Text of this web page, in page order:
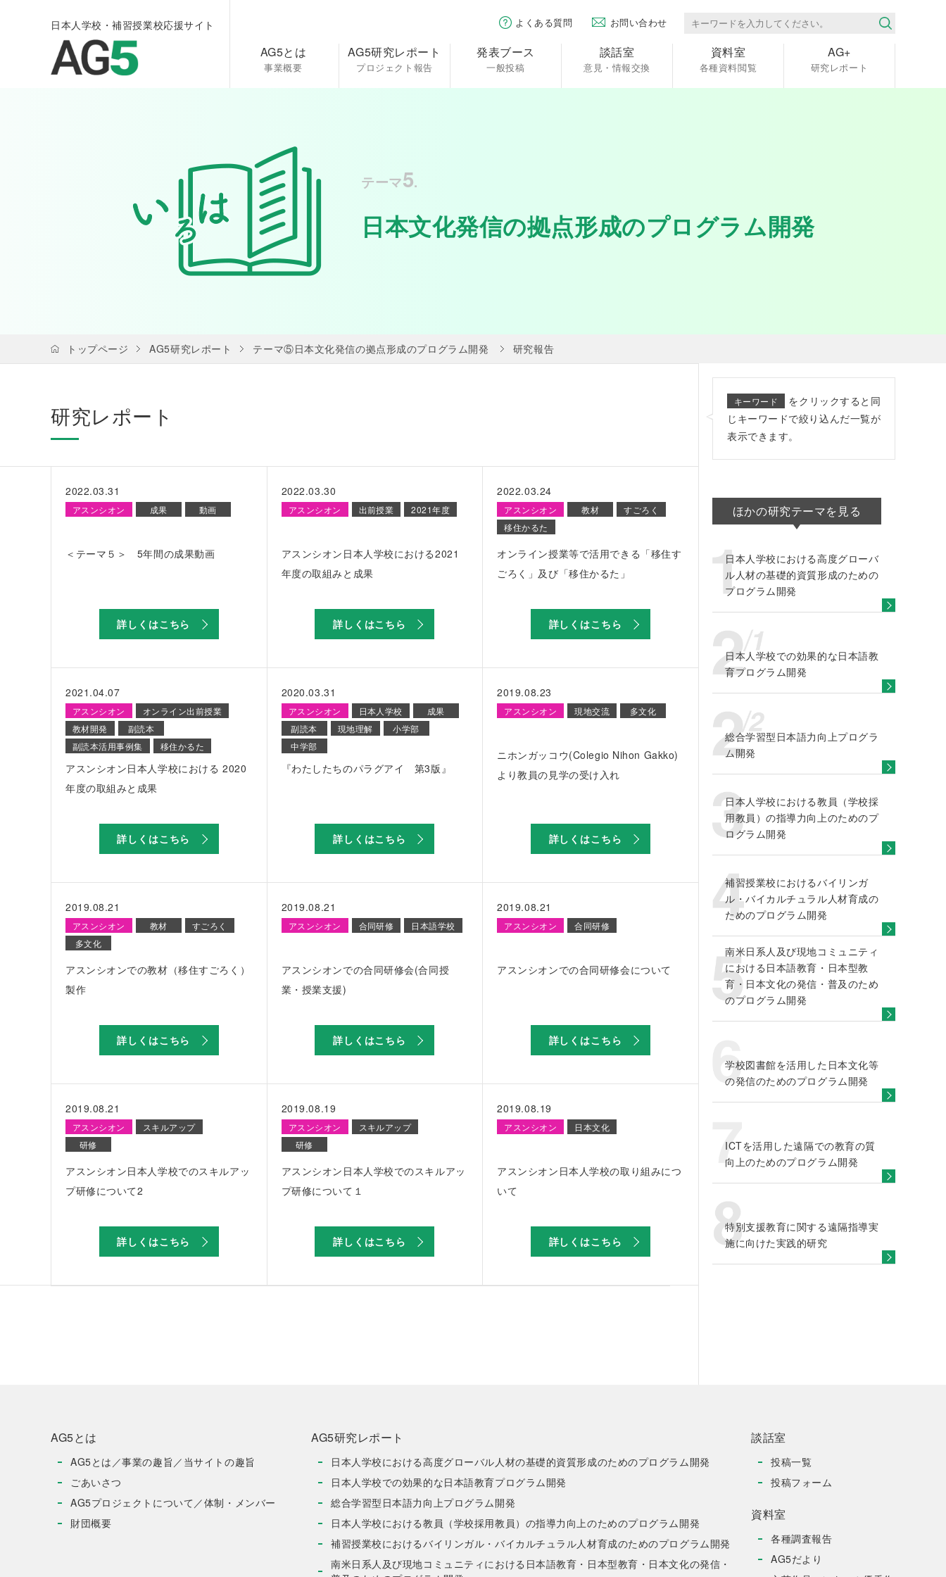
日本人学校・補習授業校応援サイト よくある質問 お問い合わせ
AG5とは
事業概要
AG5研究レポート
プロジェクト報告
発表ブース
一般投稿
談話室
意見・情報交換
資料室
各種資料閲覧
AG+
研究レポート
テーマ5.
日本文化発信の拠点形成のプログラム開発
トップページ AG5研究レポート テーマ⑤日本文化発信の拠点形成のプログラム開発 研究報告
研究レポート
2022.03.31
アスンシオン 成果 動画
＜テーマ５＞ 5年間の成果動画
詳しくはこちら
2022.03.30
アスンシオン 出前授業 2021年度
アスンシオン日本人学校における2021
年度の取組みと成果
詳しくはこちら
2022.03.24
アスンシオン 教材
すごろく
移住かるた
オンライン授業等で活用できる「移住す
ごろく」及び「移住かるた」
詳しくはこちら
2021.04.07
アスンシオン
オンライン出前授業
教材開発
副読本
副読本活用事例集
移住かるた
アスンシオン日本人学校における 2020
年度の取組みと成果
詳しくはこちら
2020.03.31
アスンシオン 日本人学校
成果
副読本
現地理解
小学部
中学部
『わたしたちのパラグアイ 第3版』
詳しくはこちら
2019.08.23
アスンシオン 現地交流 多文化
ニホンガッコウ(Colegio Nihon Gakko)
より教員の見学の受け入れ
詳しくはこちら
2019.08.21
アスンシオン 教材
すごろく
多文化
アスンシオンでの教材（移住すごろく）
製作
詳しくはこちら
2019.08.21
アスンシオン 合同研修 日本語学校
アスンシオンでの合同研修会(合同授
業・授業支援)
詳しくはこちら
2019.08.21
アスンシオン 合同研修
アスンシオンでの合同研修会について
詳しくはこちら
2019.08.21
アスンシオン
スキルアップ
研修
アスンシオン日本人学校でのスキルアッ
プ研修について2
詳しくはこちら
2019.08.19
アスンシオン
スキルアップ
研修
アスンシオン日本人学校でのスキルアッ
プ研修について１
詳しくはこちら
2019.08.19
アスンシオン 日本文化
アスンシオン日本人学校の取り組みにつ
いて
詳しくはこちら
キーワード
をクリックすると同
じキーワードで絞り込んだ一覧が
表示できます。
ほかの研究テーマを見る
日本人学校における高度グローバ
ル人材の基礎的資質形成のための
プログラム開発
日本人学校での効果的な日本語教
育プログラム開発
総合学習型日本語力向上プログラ
ム開発
日本人学校における教員（学校採
用教員）の指導力向上のためのプ
ログラム開発
補習授業校におけるバイリンガ
ル・バイカルチュラル人材育成の
ためのプログラム開発
南米日系人及び現地コミュニティ
における日本語教育・日本型教
育・日本文化の発信・普及のため
のプログラム開発
学校図書館を活用した日本文化等
の発信のためのプログラム開発
ICTを活用した遠隔での教育の質
向上のためのプログラム開発
特別支援教育に関する遠隔指導実
施に向けた実践的研究
AG5とは
AG5とは／事業の趣旨／当サイトの趣旨
ごあいさつ
AG5プロジェクトについて／体制・メンバー
財団概要
AG5研究レポート
日本人学校における高度グローバル人材の基礎的資質形成のためのプログラム開発
日本人学校での効果的な日本語教育プログラム開発
総合学習型日本語力向上プログラム開発
日本人学校における教員（学校採用教員）の指導力向上のためのプログラム開発
補習授業校におけるバイリンガル・バイカルチュラル人材育成のためのプログラム開発
南米日系人及び現地コミュニティにおける日本語教育・日本型教育・日本文化の発信・
談話室
投稿一覧
投稿フォーム
資料室
各種調査報告
AG5だより